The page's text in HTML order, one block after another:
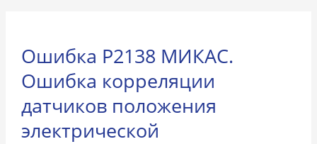
Ошибка P2138 МИКАС.
Ошибка корреляции
датчиков положения
электрической